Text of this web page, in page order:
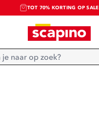
TOT 70% KORTING OP SALE
SALE: LAATSTE KANS!
SHOP NIEUW
Home